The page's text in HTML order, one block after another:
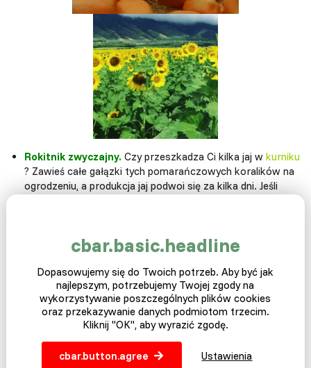
Rokitnik zwyczajny. Czy przeszkadza Ci kilka jaj w kurniku
? Zawieś całe gałązki tych pomarańczowych koralików na
ogrodzeniu, a produkcja jaj podwoi się za kilka dni. Jeśli
kury w ruchu i aktywności. Zawieszając
jabłko na sznurku
skakania wokół niego, aż wszystko zniknie. Możesz
umieścić jabłko na sznurku w całości lub nawet na pół, to
tylko twoja wyobraźnia.
DynieWarzywa zawierające przeciwutleniacze i karoteny,
które pomogą wzmocnić układ odpornościowy każdej kury,
a dzięki zawartym karotenomżółtka
jeszcze bardziej na pomarańczowo niż kiedyś. Wykazano
cbar.basic.headline
Dopasowujemy się do Twoich potrzeb. Aby być jak
najlepszym, potrzebujemy Twojej zgody na
wykorzystywanie poszczególnych plików cookies
oraz przekazywanie danych podmiotom trzecim.
Kliknij "OK", aby wyrazić zgodę.
cbar.button.agree Ustawienia